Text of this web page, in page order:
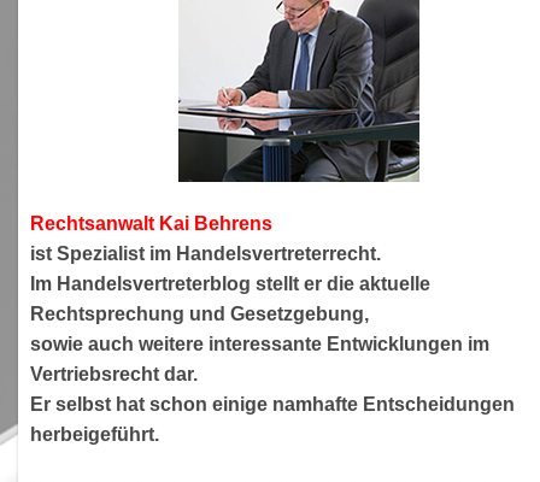
Rechtsanwalt Kai Behrens
ist Spezialist im Handelsvertreterrecht.
Im Handelsvertreterblog stellt er die aktuelle
Rechtsprechung und Gesetzgebung,
sowie auch weitere interessante Entwicklungen im
Vertriebsrecht dar.
Er selbst hat schon einige namhafte Entscheidungen
herbeigeführt.